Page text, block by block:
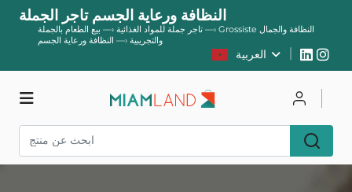
النظافة ورعاية الجسم تاجر الجملة
تاجر جملة للمواد الغذائية —› بيع الطعام بالجملة —› Grossiste النظافة والجمال
والتجريبية —› النظافة ورعاية الجسم
العربية
متجر